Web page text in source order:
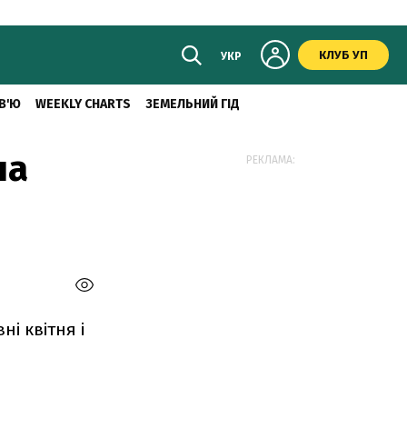
УКР КЛУБ УП
WEEKLY CHARTS ЗЕМЕЛЬНИЙ ГІД
квітня і
РЕКЛАМА: